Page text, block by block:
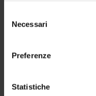
modificare o revocare
momento dalla
raccogliere
delNecessari
Preferenze
Statistiche
search